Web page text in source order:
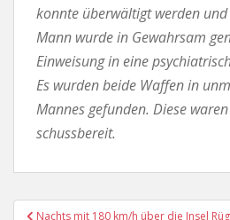
konnte überwältigt werden
Mann wurde in Gewahrsam
Einweisung in eine
Es wurden beide Waffen in
Mannes gefunden. Diese
schussbereit.
Beitragsnavigation
Nachts mit 180 km/h über die Insel